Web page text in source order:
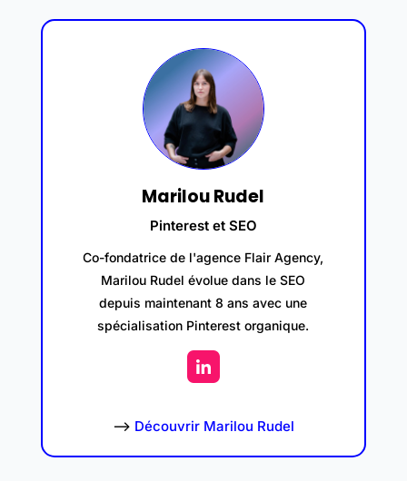
Marilou Rudel
Pinterest et SEO
Co-fondatrice de l'agence Flair Agency,
Marilou Rudel évolue dans le SEO
depuis maintenant 8 ans avec une
spécialisation Pinterest organique.
–> Découvrir Marilou Rudel